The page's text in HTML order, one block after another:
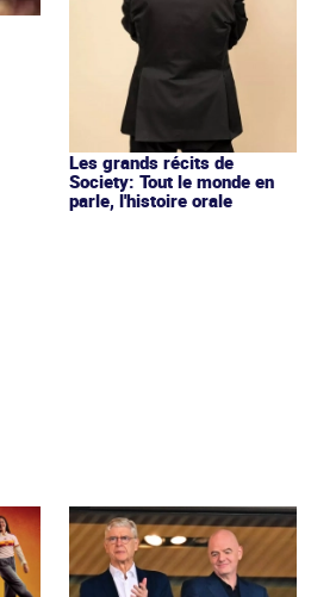
Les grands récits de
Society: Tout le monde en
parle, l'histoire orale